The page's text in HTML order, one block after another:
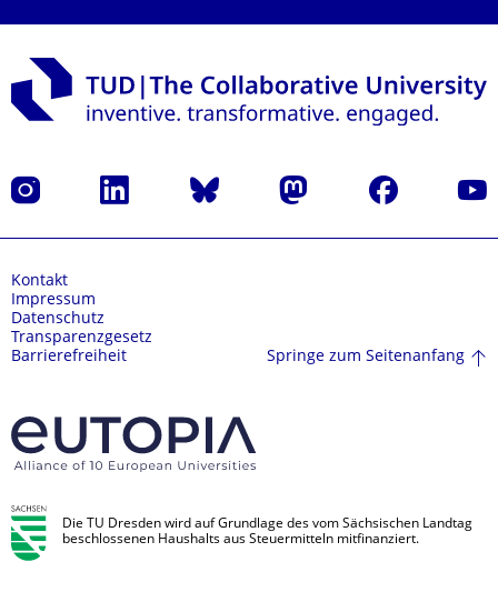
Instagram LinkedIn Bluesky Mastodon Facebook
Kontakt
Impressum
Datenschutz
Transparenzgesetz
Barrierefreiheit
Springe zum Seitenanfang
Die TU Dresden wird auf Grundlage des vom Sächsischen Landtag
beschlossenen Haushalts aus Steuermitteln mitfinanziert.